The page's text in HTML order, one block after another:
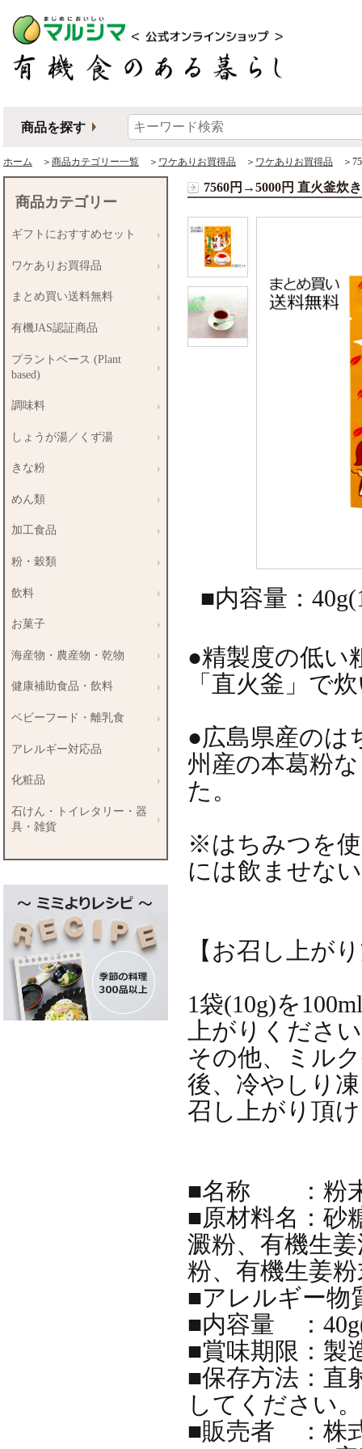
商品を探す
ホーム ＞ 商品カテゴリー一覧 ＞ ワケありお買得品 ＞ ワケありお買得品 ＞
7560円→5000円 直火釜炊
■内容量：
●精製度の低い
「直火釜」で
●広島県産のは
州産の本葛粉
た。
※はちみつを
には飲ませな
【お召し上が
1袋(10g)を
上がりくださ
その他、ミル
後、冷やしり
召し上がり頂
■名称 ：粉末
■原材料名：砂
澱粉、有機生
粉、有機生姜
■アレルギー物
■内容量 ：
■賞味期限：製
■保存方法：直
してください。
■販売者 ：株
商品カテゴリー
ギフトにおすすめセット
ワケありお買得品
まとめ買い送料無料
有機JAS認証商品
プラントベース (Plant
based)
調味料
しょうが湯／くず湯
きな粉
めん類
加工食品
粉・穀類
飲料
お菓子
海産物・農産物・乾物
健康補助食品・飲料
ベビーフード・離乳食
アレルギー対応品
化粧品
石けん・トイレタリー・器
具・雑貨